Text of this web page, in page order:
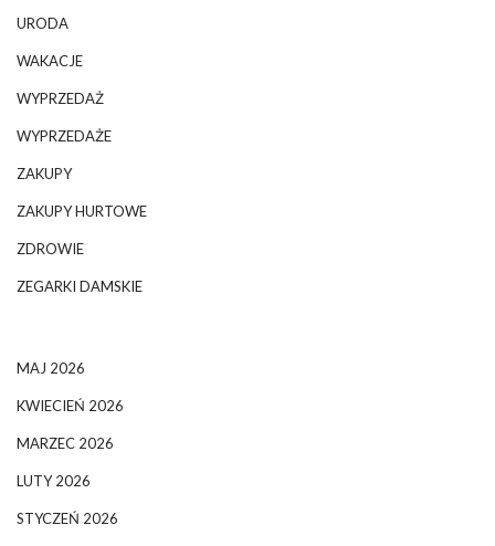
URODA
WAKACJE
WYPRZEDAŻ
WYPRZEDAŻE
ZAKUPY
ZAKUPY HURTOWE
ZDROWIE
ZEGARKI DAMSKIE
MAJ 2026
KWIECIEŃ 2026
MARZEC 2026
LUTY 2026
STYCZEŃ 2026